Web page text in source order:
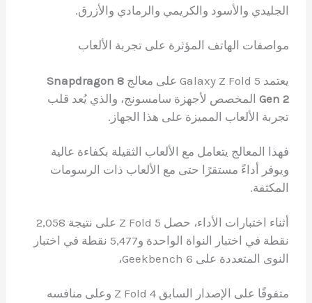
الجليدي والأسود والكريمي والرمادي والأزرق.
مواصفات الهاتف المؤثرة على تجربة الألعاب
يعتمد Galaxy Z Fold 5 على معالج
Snapdragon 8
Gen 2 المخصص لأجهزة سامسونج، والذي يُعد قلب
تجربة الألعاب المميزة على هذا الجهاز.
فهذا المعالج يتعامل مع الألعاب الثقيلة بكفاءة عالية
ويوفر أداءً مستقرًا حتى مع الألعاب ذات الرسومات
المكثفة.
أثناء اختبارات الأداء، حصل Z Fold 5 على نتيجة 2,058
نقطة في اختبار النواة الواحدة و5,477 نقطة في اختبار
النوى المتعددة على Geekbench 6،
متفوقًا على الإصدار السابق Z Fold 4 وعلى منافسه